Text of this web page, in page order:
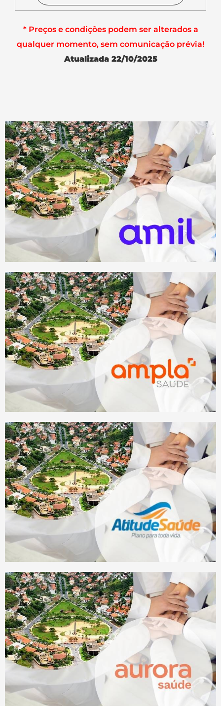
* Preços e condições podem ser alterados a
qualquer momento, sem comunicação prévia!
Atualizada 22/10/2025